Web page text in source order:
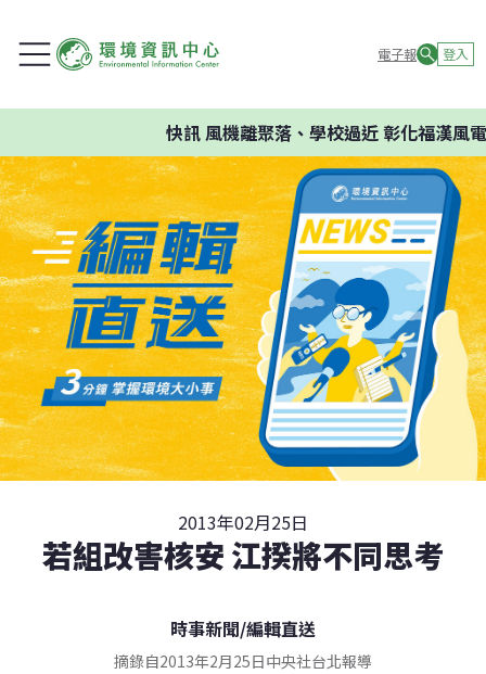
電子報 登入
快訊風機離聚落、學校過近 彰化福漢風電
2013年02月25日
若組改害核安 江揆將不同思考
時事新聞/編輯直送
摘錄自2013年2月25日中央社台北報導